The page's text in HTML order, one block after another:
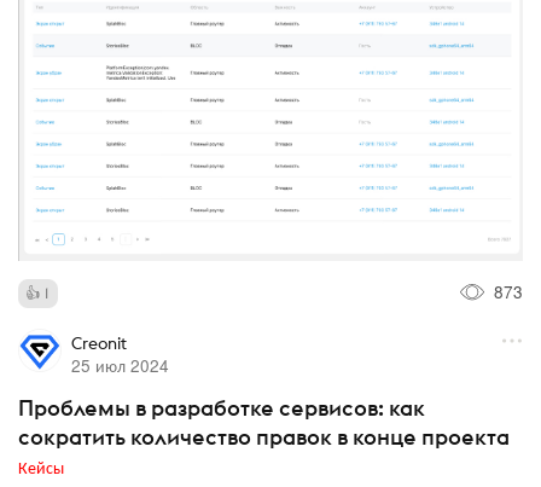
1 873
Creonit
25 июл 2024
Проблемы в разработке сервисов: как
сократить количество правок в конце проекта
Кейсы